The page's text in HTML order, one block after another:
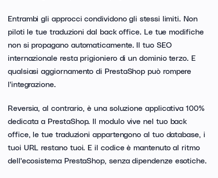
Entrambi gli approcci condividono gli stessi limiti. Non
piloti le tue traduzioni dal back office. Le tue modifiche
non si propagano automaticamente. Il tuo SEO
internazionale resta prigioniero di un dominio terzo. E
qualsiasi aggiornamento di PrestaShop può rompere
l'integrazione.
Reversia, al contrario, è una soluzione applicativa 100%
dedicata a PrestaShop. Il modulo vive nel tuo back
office, le tue traduzioni appartengono al tuo database, i
tuoi URL restano tuoi. E il codice è mantenuto al ritmo
dell'ecosistema PrestaShop, senza dipendenze esotiche.